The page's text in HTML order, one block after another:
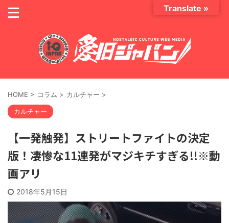
HOME > コラム > カルチャー >
カルチャー
【一発触発】ストリートファイトの決定
版！凄惨な11連発がマジキチすぎる!!※動
画アリ
2018年5月15日
Translate »